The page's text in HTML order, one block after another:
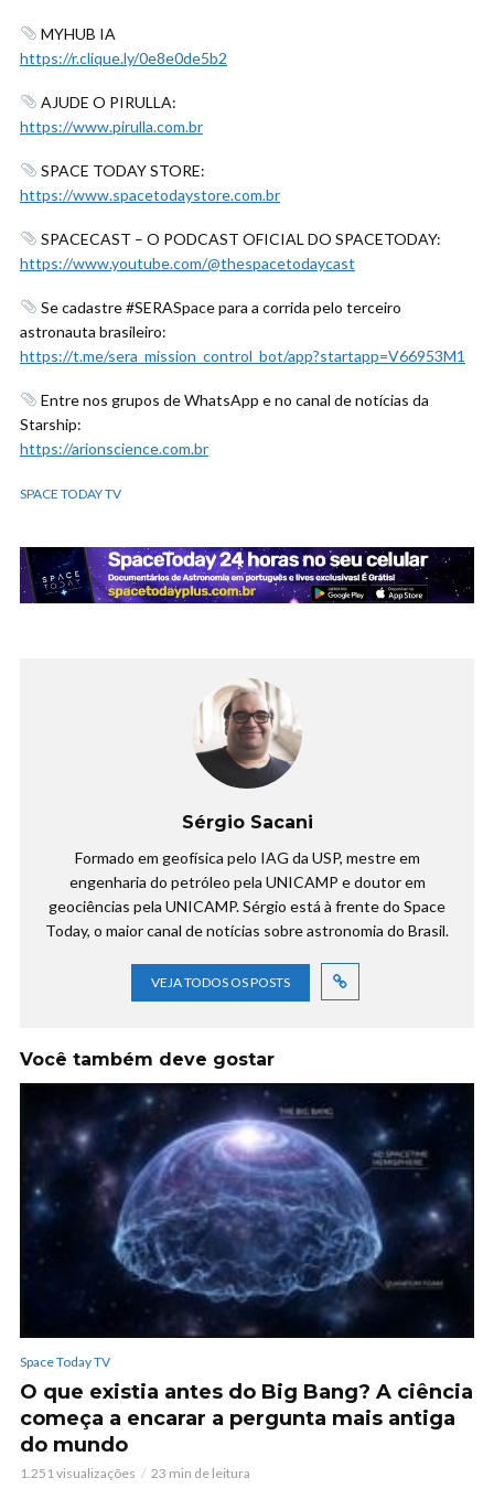
MYHUB IA
https://r.clique.ly/0e8e0de5b2
AJUDE O PIRULLA:
https://www.pirulla.com.br
SPACE TODAY STORE:
https://www.spacetodaystore.com.br
SPACECAST – O PODCAST OFICIAL DO SPACETODAY:
https://www.youtube.com/@thespacetodaycast
Se cadastre #SERASpace para a corrida pelo terceiro
astronauta brasileiro:
https://t.me/sera_mission_control_bot/app?startapp=V66953M1
Entre nos grupos de WhatsApp e no canal de notícias da
Starship:
https://arionscience.com.br
SPACE TODAY TV
Sérgio Sacani
Formado em geofísica pelo IAG da USP, mestre em
engenharia do petróleo pela UNICAMP e doutor em
geociências pela UNICAMP. Sérgio está à frente do Space
Today, o maior canal de notícias sobre astronomia do Brasil.
VEJA TODOS OS POSTS
Você também deve gostar
Space Today TV
O que existia antes do Big Bang? A ciência
começa a encarar a pergunta mais antiga
do mundo
1.251 visualizações 23 min de leitura